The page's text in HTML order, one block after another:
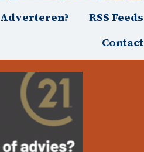
Adverteren?
RSS Feeds
Contact